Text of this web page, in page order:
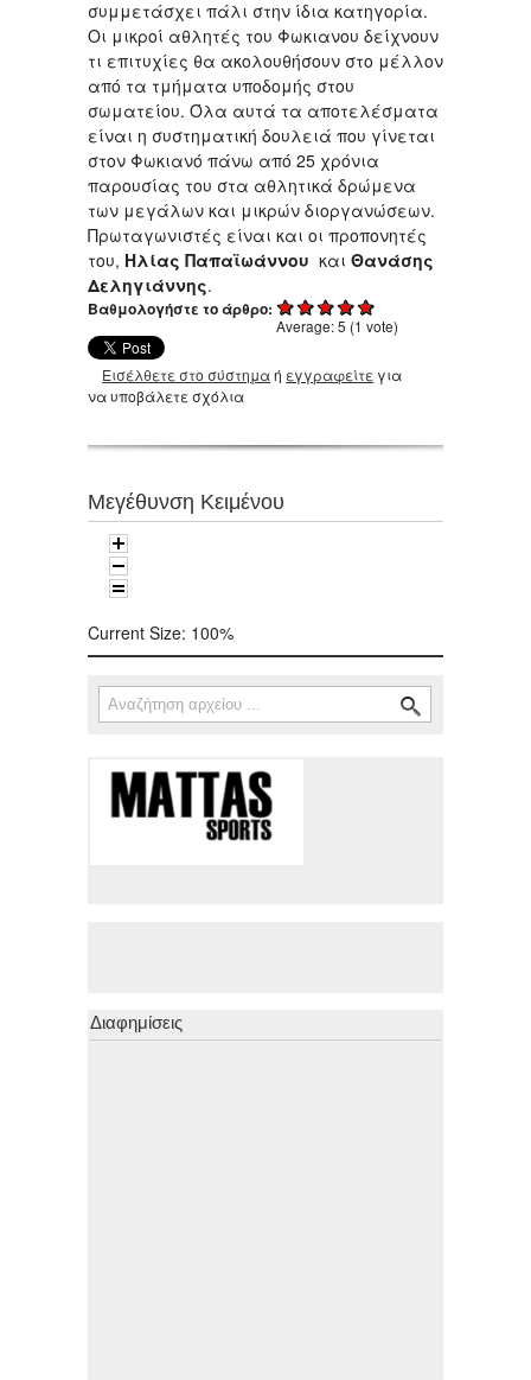
συμμετάσχει πάλι στην ίδια κατηγορία.
Οι μικροί αθλητές του Φωκιανου δείχνουν
τι επιτυχίες θα ακολουθήσουν στο μέλλον
από τα τμήματα υποδομής στου
σωματείου. Όλα αυτά τα αποτελέσματα
είναι η συστηματική δουλειά που γίνεται
στον Φωκιανό πάνω από 25 χρόνια
παρουσίας του στα αθλητικά δρώμενα
των μεγάλων και μικρών διοργανώσεων.
Πρωταγωνιστές είναι και οι προπονητές
του, Ηλίας Παπαϊωάννου και Θανάσης
Δεληγιάννης.
Βαθμολογήστε το άρθρο:
Average:5 (1 vote)
Εισέλθετε στο σύστημαή εγγραφείτε για
να υποβάλετε σχόλια
Μεγέθυνση Κειμένου
Current Size: 100%
Φόρμα αναζήτησης
Αναζήτηση
Διαφημίσεις